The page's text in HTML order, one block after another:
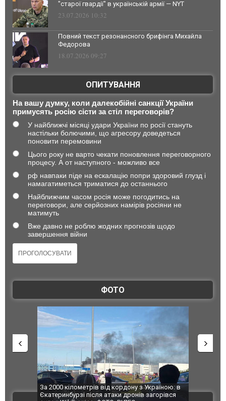
"старої гвардії" в українській армії — NYT
23.07.2026 10:32
Повний текст резонансного брифінга Михайла
Федорова
18.07.2026 09:27
ОПИТУВАННЯ
На вашу думку, коли далекобійні санкції України
примусять росію сісти за стіл переговорів?
У найближчі місяці удари України по росії стануть
настільки болючими, що агресору доведеться
поновити перемовини
Цього року не варто чекати поновлення переговорного
процесу. А от наступного - можливо все
рф навпаки піде на ескалацію попри здоровий глузд і
намагатиметься триматися до останнього
Найближчим часом росія може погодитись на
переговори, але серйозних намірів росіяни не
матимуть
Вже давно не роблю жодних прогнозів щодо
завершення війни
ФОТО
За 2000 кілометрів від кордону з Україною: в
Єкатеринбурзі після атаки дронів загорівся
"Мої